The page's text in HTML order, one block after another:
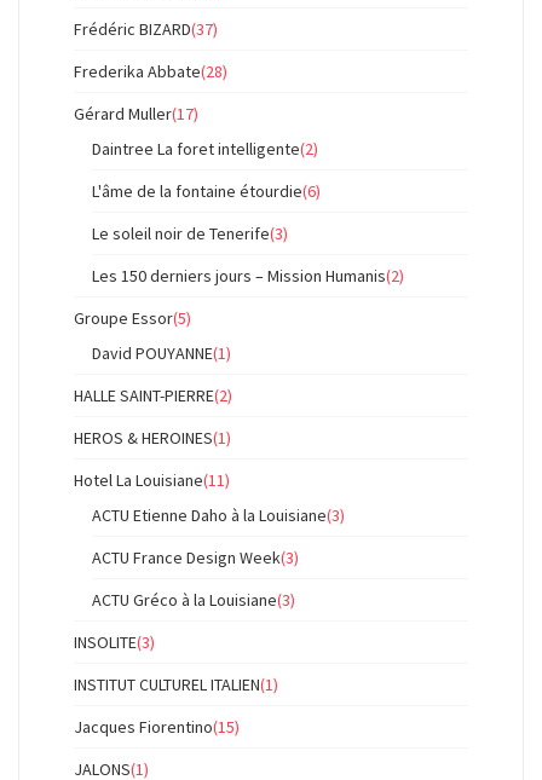
Frédéric BIZARD(37)
Frederika Abbate(28)
Gérard Muller(17)
Daintree La foret intelligente(2)
L'âme de la fontaine étourdie(6)
Le soleil noir de Tenerife(3)
Les 150 derniers jours – Mission Humanis(2)
Groupe Essor(5)
David POUYANNE(1)
HALLE SAINT-PIERRE(2)
HEROS & HEROINES(1)
Hotel La Louisiane(11)
ACTU Etienne Daho à la Louisiane(3)
ACTU France Design Week(3)
ACTU Gréco à la Louisiane(3)
INSOLITE(3)
INSTITUT CULTUREL ITALIEN(1)
Jacques Fiorentino(15)
JALONS(1)